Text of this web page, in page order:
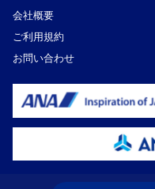
会社概要
ご利用規約
お問い合わせ